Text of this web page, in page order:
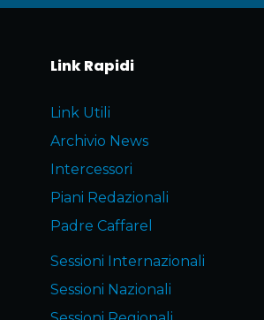
Link Rapidi
Link Utili
Archivio News
Intercessori
Piani Redazionali
Padre Caffarel
Sessioni Internazionali
Sessioni Nazionali